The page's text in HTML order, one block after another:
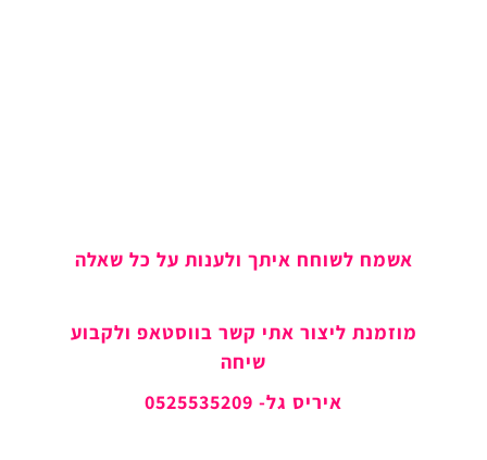
אשמח לשוחח איתך ולענות על כל שאלה
מוזמנת ליצור אתי קשר בווסטאפ ולקבוע
שיחה
איריס גל- 0525535209